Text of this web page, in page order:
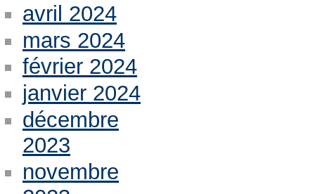
avril 2024
mars 2024
février 2024
janvier 2024
décembre
2023
novembre